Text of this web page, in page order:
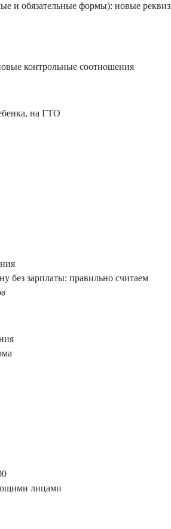
и обязательные формы): новые
контрольные соотношения
на ГТО
без зарплаты: правильно считаем
лицами